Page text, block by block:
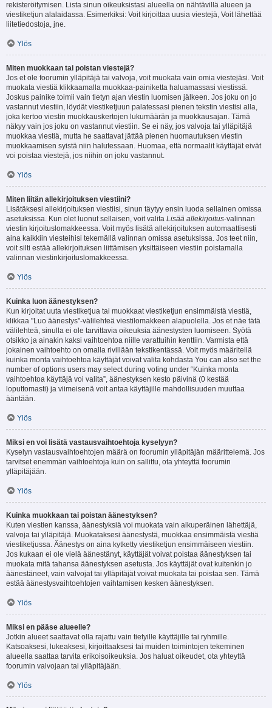
rekisteröitymisen. Lista sinun oikeuksistasi alueella on nähtävillä alueen ja
viestiketjun alalaidassa. Esimerkiksi: Voit kirjoittaa uusia viestejä, Voit lähettää
liitetiedostoja, jne.
Ylös
Miten muokkaan tai poistan viestejä?
Jos et ole foorumin ylläpitäjä tai valvoja, voit muokata vain omia viestejäsi. Voit
muokata viestiä klikkaamalla muokkaa-painiketta haluamassasi viestissä.
Joskus painike toimii vain tietyn ajan viestin luomisen jälkeen. Jos joku on jo
vastannut viestiin, löydät viestiketjuun palatessasi pienen tekstin viestisi alla,
joka kertoo viestin muokkauskertojen lukumäärän ja muokkausajan. Tämä
näkyy vain jos joku on vastannut viestiin. Se ei näy, jos valvoja tai ylläpitäjä
muokkaa viestiä, mutta he saattavat jättää pienen huomautuksen viestin
muokkaamisen syistä niin halutessaan. Huomaa, että normaalit käyttäjät eivät
voi poistaa viestejä, jos niihin on joku vastannut.
Ylös
Miten liitän allekirjoituksen viestiini?
Lisätäksesi allekirjoituksen viestiisi, sinun täytyy ensin luoda sellainen omissa
asetuksissa. Kun olet luonut sellaisen, voit valita Lisää allekirjoitus-valinnan
viestin kirjoituslomakkeessa. Voit myös lisätä allekirjoituksen automaattisesti
aina kaikkiin viesteihisi tekemällä valinnan omissa asetuksissa. Jos teet niin,
voit silti estää allekirjoituksen liittämisen yksittäiseen viestiin poistamalla
valinnan viestinkirjoituslomakkeessa.
Ylös
Kuinka luon äänestyksen?
Kun kirjoitat uuta viestiketjua tai muokkaat viestiketjun ensimmäistä viestiä,
klikkaa "Luo äänestys"-välilehteä viestilomakkeen alapuolella. Jos et näe tätä
välilehteä, sinulla ei ole tarvittavia oikeuksia äänestysten luomiseen. Syötä
otsikko ja ainakin kaksi vaihtoehtoa niille varattuihin kenttiin. Varmista että
jokainen vaihtoehto on omalla rivillään tekstikentässä. Voit myös määritellä
kuinka monta vaihtoehtoa käyttäjät voivat valita kohdasta You can also set the
number of options users may select during voting under “Kuinka monta
vaihtoehtoa käyttäjä voi valita”, äänestyksen kesto päivinä (0 kestää
loputtomasti) ja viimeisenä voit antaa käyttäjille mahdollisuuden muuttaa
ääntään.
Ylös
Miksi en voi lisätä vastausvaihtoehtoja kyselyyn?
Kyselyn vastausvaihtoehtojen määrä on foorumin ylläpitäjän määrittelemä. Jos
tarvitset enemmän vaihtoehtoja kuin on sallittu, ota yhteyttä foorumin
ylläpitäjään.
Ylös
Kuinka muokkaan tai poistan äänestyksen?
Kuten viestien kanssa, äänestyksiä voi muokata vain alkuperäinen lähettäjä,
valvoja tai ylläpitäjä. Muokataksesi äänestystä, muokkaa ensimmäistä viestiä
viestiketjussa. Äänestys on aina kytketty viestiketjun ensimmäiseen viestiin.
Jos kukaan ei ole vielä äänestänyt, käyttäjät voivat poistaa äänestyksen tai
muokata mitä tahansa äänestyksen asetusta. Jos käyttäjät ovat kuitenkin jo
äänestäneet, vain valvojat tai ylläpitäjät voivat muokata tai poistaa sen. Tämä
estää äänestysvaihtoehtojen vaihtamisen kesken äänestyksen.
Ylös
Miksi en pääse alueelle?
Jotkin alueet saattavat olla rajattu vain tietyille käyttäjille tai ryhmille.
Katsoaksesi, lukeaksesi, kirjoittaaksesi tai muiden toimintojen tekeminen
alueella saattaa tarvita erikoisoikeuksia. Jos haluat oikeudet, ota yhteyttä
foorumin valvojaan tai ylläpitäjään.
Ylös